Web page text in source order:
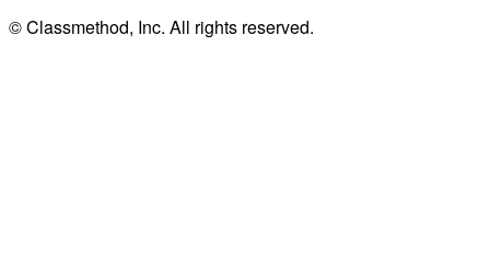
© Classmethod, Inc. All rights reserved.